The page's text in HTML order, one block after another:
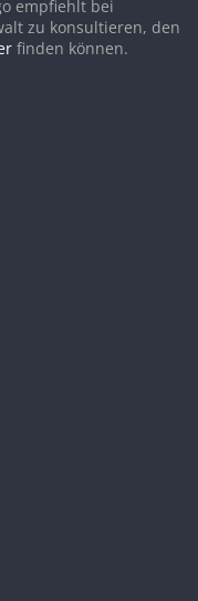
empfiehlt bei
zu konsultieren, den
finden können.